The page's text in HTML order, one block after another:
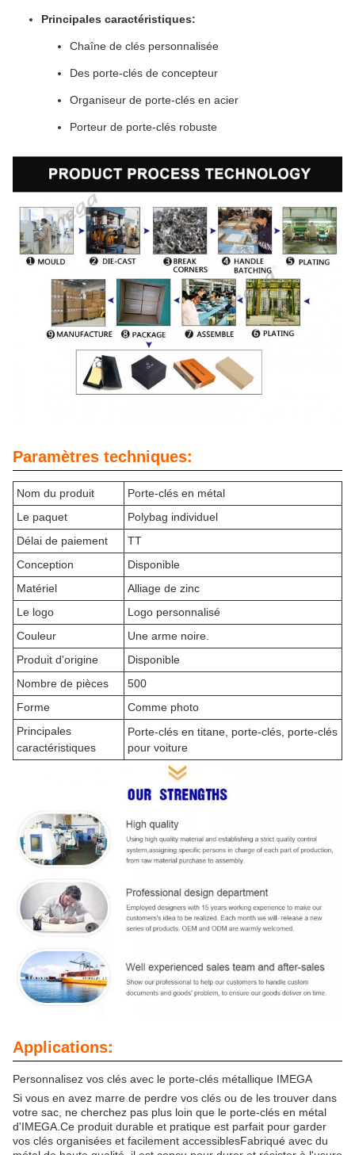
Principales caractéristiques:
Chaîne de clés personnalisée
Des porte-clés de concepteur
Organiseur de porte-clés en acier
Porteur de porte-clés robuste
Paramètres techniques:
Nom du produit
Porte-clés en métal
Le paquet
Polybag individuel
Délai de paiement
TT
Conception
Disponible
Matériel
Alliage de zinc
Le logo
Logo personnalisé
Couleur
Une arme noire.
Produit d'origine
Disponible
Nombre de pièces
500
Forme
Comme photo
Principales
caractéristiques
Porte-clés en titane, porte-clés, porte-clés
pour voiture
Applications:
Personnalisez vos clés avec le porte-clés métallique IMEGA
Si vous en avez marre de perdre vos clés ou de les trouver dans
votre sac, ne cherchez pas plus loin que le porte-clés en métal
d'IMEGA.Ce produit durable et pratique est parfait pour garder
vos clés organisées et facilement accessiblesFabriqué avec du